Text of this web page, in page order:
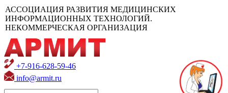
АССОЦИАЦИЯ РАЗВИТИЯ МЕДИЦИНСКИХ
ИНФОРМАЦИОННЫХ ТЕХНОЛОГИЙ.
НЕКОММЕРЧЕСКАЯ ОРГАНИЗАЦИЯ
+7-916-628-59-46
info@armit.ru